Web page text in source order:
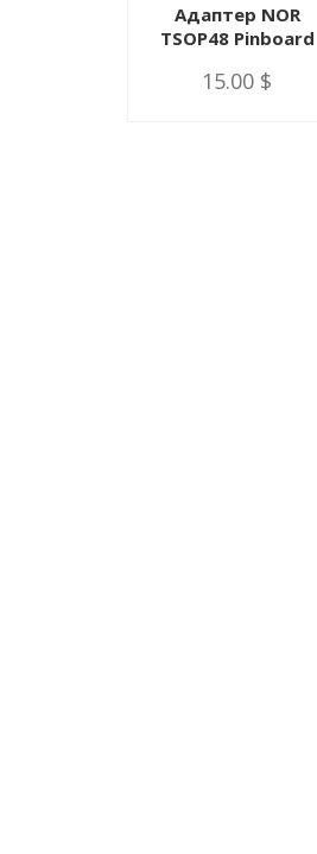
Адаптер NOR
TSOP48 Pinboard
15.00 $